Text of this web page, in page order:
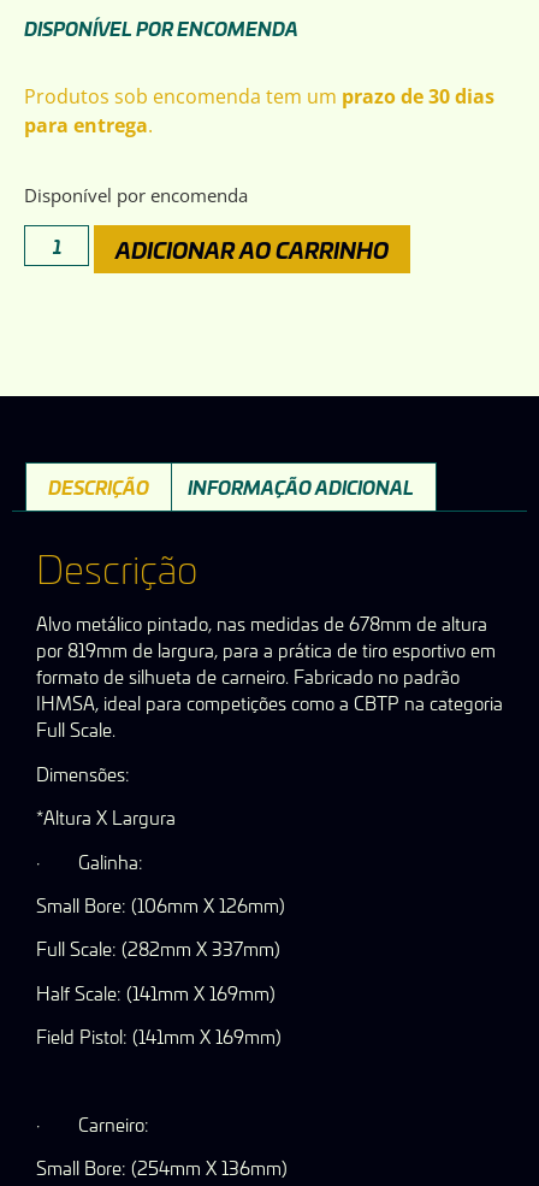
DISPONÍVEL POR ENCOMENDA
Produtos sob encomenda tem um prazo de 30 dias
para entrega.
Disponível por encomenda
ADICIONAR AO CARRINHO
DESCRIÇÃO INFORMAÇÃO ADICIONAL
Descrição
Alvo metálico pintado, nas medidas de 678mm de altura
por 819mm de largura, para a prática de tiro esportivo em
formato de silhueta de carneiro. Fabricado no padrão
IHMSA, ideal para competições como a CBTP na categoria
Full Scale.
Dimensões:
*Altura X Largura
· Galinha:
Small Bore: (106mm X 126mm)
Full Scale: (282mm X 337mm)
Half Scale: (141mm X 169mm)
Field Pistol: (141mm X 169mm)
· Carneiro:
Small Bore: (254mm X 136mm)